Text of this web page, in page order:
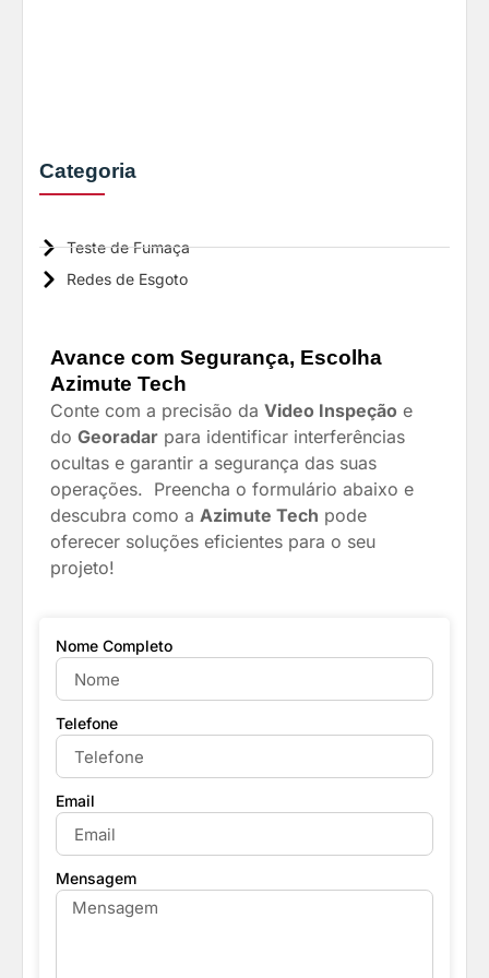
Categoria
Teste de Fumaça
Redes de Esgoto
Avance com Segurança, Escolha
Azimute Tech
Conte com a precisão da Video Inspeção e
do Georadar para identificar interferências
ocultas e garantir a segurança das suas
operações. Preencha o formulário abaixo e
descubra como a Azimute Tech pode
oferecer soluções eficientes para o seu
projeto!
Nome Completo
Telefone
Email
Mensagem